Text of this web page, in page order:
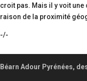
croit pas. Mais il y voit une
raison de la proximité
-/-
Béarn Adour Pyrénées,